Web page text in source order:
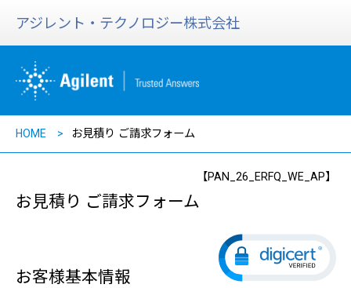
アジレント・テクノロジー株式会社
HOME お見積り ご請求フォーム
【PAN_26_ERFQ_WE_AP】
お見積り ご請求フォーム
お客様基本情報